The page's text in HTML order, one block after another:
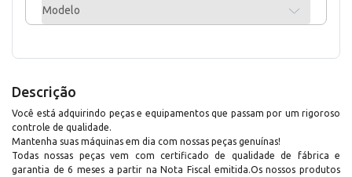
Modelo
Descrição
Você está adquirindo peças e equipamentos que passam por um rigoroso
controle de qualidade.
Mantenha suas máquinas em dia com nossas peças genuínas!
Todas nossas peças vem com certificado de qualidade de fábrica e
garantia de 6 meses a partir na Nota Fiscal emitida.Os nossos produtos